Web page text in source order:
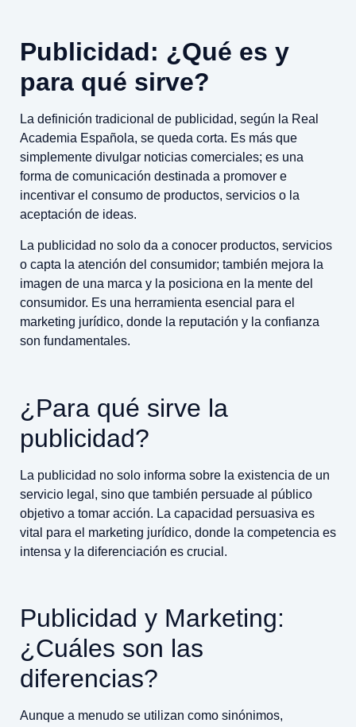
Publicidad: ¿Qué es y
para qué sirve?
La definición tradicional de publicidad, según la Real
Academia Española, se queda corta. Es más que
simplemente divulgar noticias comerciales; es una
forma de comunicación destinada a promover e
incentivar el consumo de productos, servicios o la
aceptación de ideas.
La publicidad no solo da a conocer productos, servicios
o capta la atención del consumidor; también mejora la
imagen de una marca y la posiciona en la mente del
consumidor. Es una herramienta esencial para el
marketing jurídico, donde la reputación y la confianza
son fundamentales.
¿Para qué sirve la
publicidad?
La publicidad no solo informa sobre la existencia de un
servicio legal, sino que también persuade al público
objetivo a tomar acción. La capacidad persuasiva es
vital para el marketing jurídico, donde la competencia es
intensa y la diferenciación es crucial.
Publicidad y Marketing:
¿Cuáles son las
diferencias?
Aunque a menudo se utilizan como sinónimos,